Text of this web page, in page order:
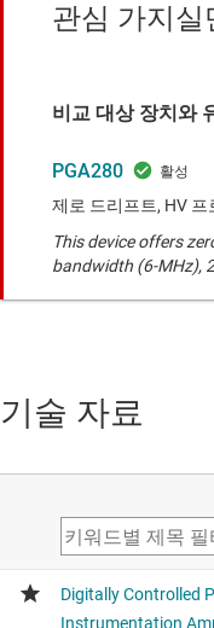
관심 가지실
비교 대상 장치와
PGA280
제로 드리프트, HV
This device offers
bandwidth (6-MHz),
기술 자료